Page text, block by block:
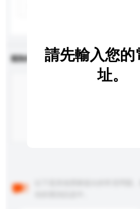
查詢內容
請先輸入您的
址。